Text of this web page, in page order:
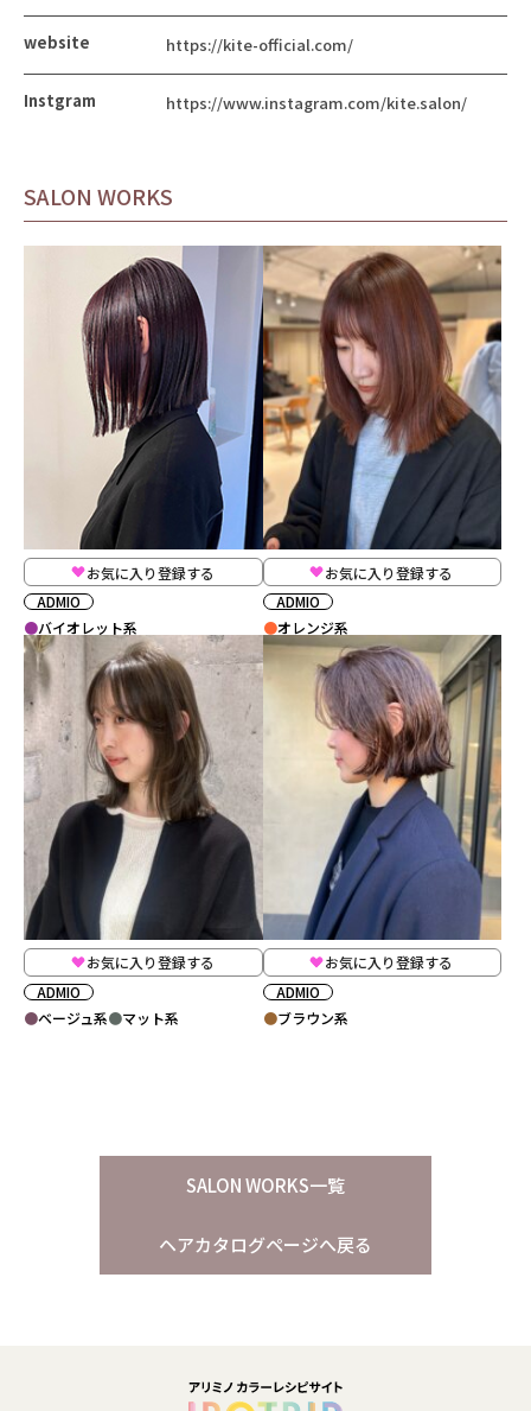
website https://kite-official.com/
Instgram https://www.instagram.com/kite.salon/
SALON WORKS
お気に入り登録する
ADMIO
バイオレット系
お気に入り登録する
ADMIO
オレンジ系
お気に入り登録する
ADMIO
ベージュ系
マット系
お気に入り登録する
ADMIO
ブラウン系
SALON WORKS一覧
ヘアカタログページへ戻る